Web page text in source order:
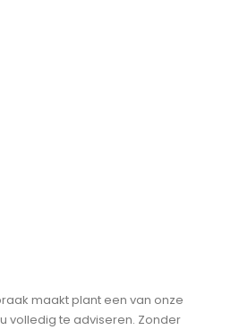
maakt plant een van onze
volledig te adviseren. Zonder